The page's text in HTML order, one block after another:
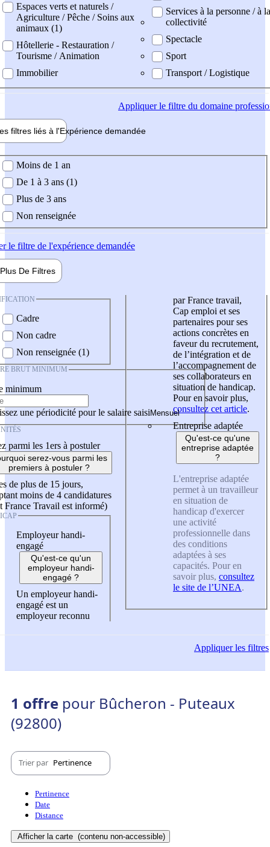
Espaces verts et naturels /
Agriculture / Pêche / Soins aux
animaux (1)
Hôtellerie - Restauration /
Tourisme / Animation
Immobilier
Services à la personne / à la
collectivité
Spectacle
Sport
Transport / Logistique
Appliquerle filtre du domaine
filtres liés à l'Expérience demandée
demandée
Moins de 1 an
De 1 à 3 ans (1)
Plus de 3 ans
Non renseignée
le filtre de l'expérience demandée
Plus De Filtres
Cadre
Non cadre
Non renseignée (1)
BRUT MINIMUM
minimum
une périodicité pour le salaire saisi
parmi les 1ers à postuler
serez-vous parmi les
premiers à postuler ?
de plus de 15 jours,
moins de 4 candidatures
France Travail est informé)
Employeur handi-
engagé
Qu'est-ce qu'un
employeur handi-
engagé ?
Un employeur handi-
engagé est un
employeur reconnu
par France travail,
Cap emploi et ses
partenaires pour ses
actions concrètes en
faveur du recrutement,
de l’intégration et de
l’accompagnement de
ses collaborateurs en
situation de handicap.
Pour en savoir plus,
consultez cet article.
Entreprise adaptée
Qu'est-ce qu'une
entreprise adaptée
?
L'entreprise adaptée
permet à un travailleur
en situation de
handicap d'exercer
une activité
professionnelle dans
des conditions
adaptées à ses
capacités. Pour en
savoir plus, consultez
le site de l’UNEA.
Appliquerles filtres
1 offre pour Bûcheron - Puteaux
(92800)
Trier par Pertinence
Pertinence
Date
Distance
Afficher la carte (contenu non-accessible)